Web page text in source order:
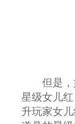
但是，如
星级女儿
升玩家女